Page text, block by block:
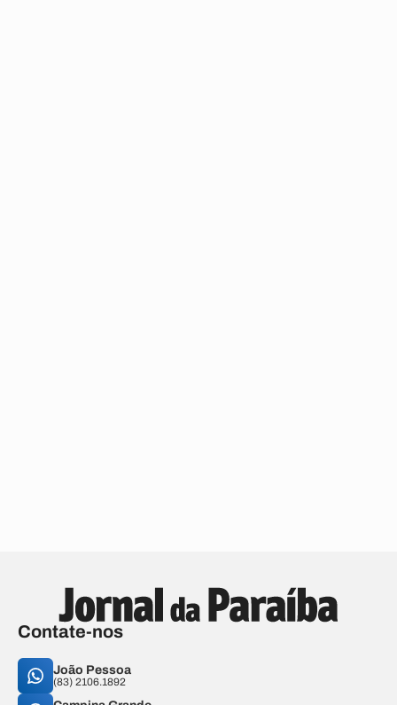
Contate-nos
João Pessoa
(83) 2106.1892